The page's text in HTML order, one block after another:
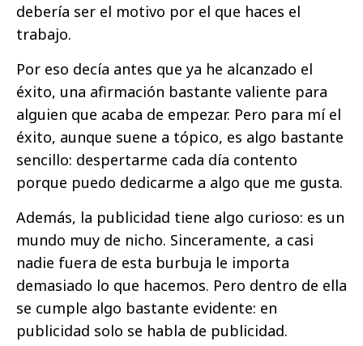
debería ser el motivo por el que haces el
trabajo.
Por eso decía antes que ya he alcanzado el
éxito, una afirmación bastante valiente para
alguien que acaba de empezar. Pero para mí el
éxito, aunque suene a tópico, es algo bastante
sencillo: despertarme cada día contento
porque puedo dedicarme a algo que me gusta.
Además, la publicidad tiene algo curioso: es un
mundo muy de nicho. Sinceramente, a casi
nadie fuera de esta burbuja le importa
demasiado lo que hacemos. Pero dentro de ella
se cumple algo bastante evidente: en
publicidad solo se habla de publicidad.